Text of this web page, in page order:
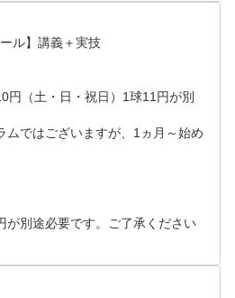
ます（平日1球10円/土日祝1
となります。
のお申込みとなりますため、
しくは第二週にお越しいただ
す。
ングでも入校できますが、月
やレッスン内容が途中からと
ル】講義＋実技
円（土・日・祝日）1球11円が別
ムではございますが、1ヵ月～始め
別途必要です。ご了承ください